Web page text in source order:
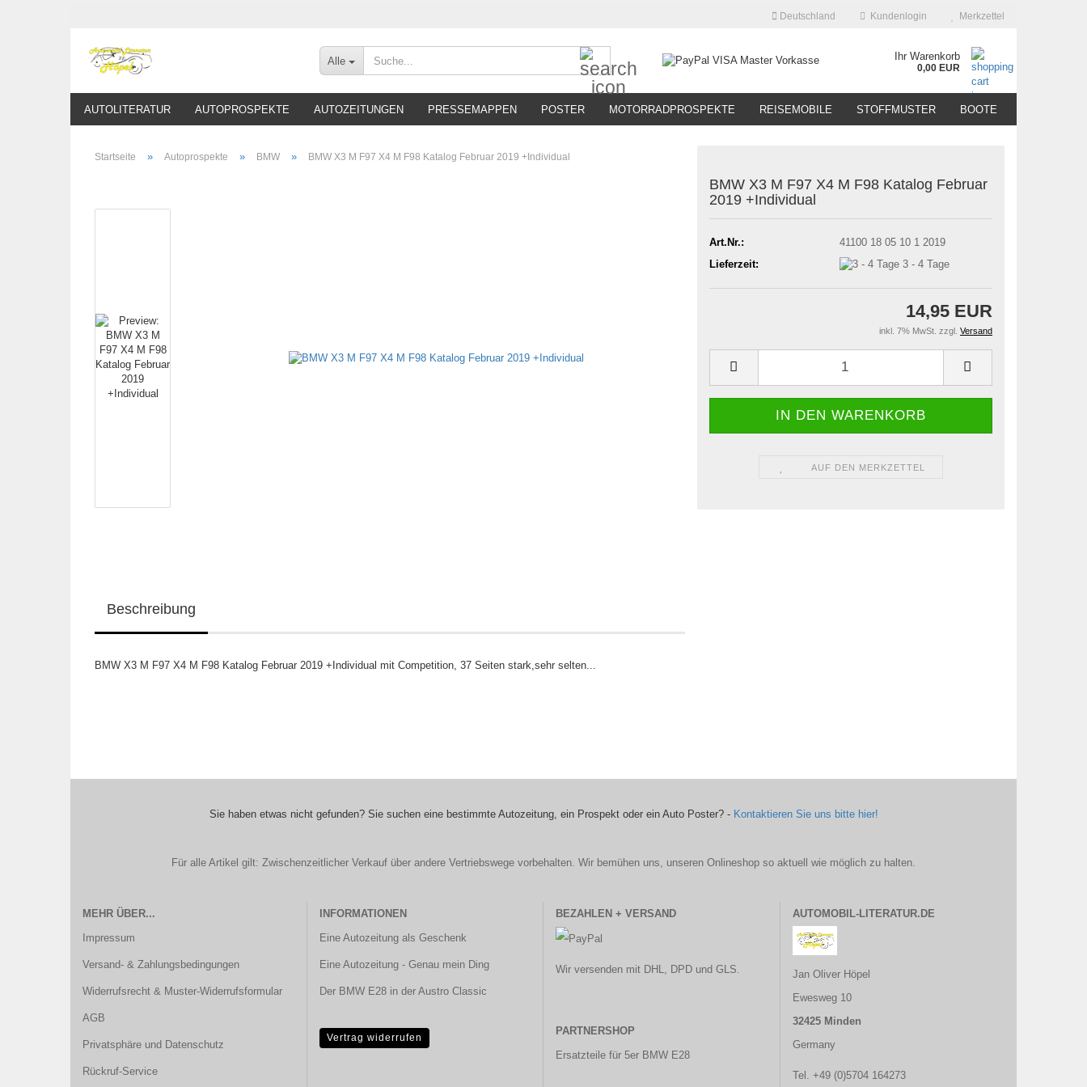
Deutschland Kundenlogin Merkzettel
Alle Ihr Warenkorb
0,00 EUR
AUTOLITERATUR AUTOPROSPEKTE AUTOZEITUNGEN PRESSEMAPPEN POSTER MOTORRADPROSPEKTE REISEMOBILE STOFFMUSTER BOOTE
Startseite » Autoprospekte » BMW » BMW X3 M F97 X4 M F98 Katalog Februar 2019 +Individual
BMW X3 M F97 X4 M F98 Katalog Februar
2019 +Individual
Art.Nr.:
41100 18 05 10 1 2019
Lieferzeit:
3 - 4 Tage
14,95 EUR
inkl. 7% MwSt. zzgl. Versand
AUF DEN MERKZETTEL
Beschreibung
BMW X3 M F97 X4 M F98 Katalog Februar 2019 +Individual mit Competition, 37 Seiten stark,sehr selten...
Sie haben etwas nicht gefunden? Sie suchen eine bestimmte Autozeitung, ein Prospekt oder ein Auto Poster? - Kontaktieren Sie uns bitte hier!
Für alle Artikel gilt: Zwischenzeitlicher Verkauf über andere Vertriebswege vorbehalten. Wir bemühen uns, unseren Onlineshop so aktuell wie möglich zu halten.
MEHR ÜBER...
Impressum
Versand- & Zahlungsbedingungen
Widerrufsrecht & Muster-Widerrufsformular
AGB
Privatsphäre und Datenschutz
Rückruf-Service
INFORMATIONEN
Eine Autozeitung als Geschenk
Eine Autozeitung - Genau mein Ding
Der BMW E28 in der Austro Classic
Vertrag widerrufen
BEZAHLEN + VERSAND
Wir versenden mit DHL, DPD und GLS.
PARTNERSHOP
Ersatzteile für 5er BMW E28
AUTOMOBIL-LITERATUR.DE
Jan Oliver Höpel
Ewesweg 10
32425 Minden
Germany
Tel. +49 (0)5704 164273